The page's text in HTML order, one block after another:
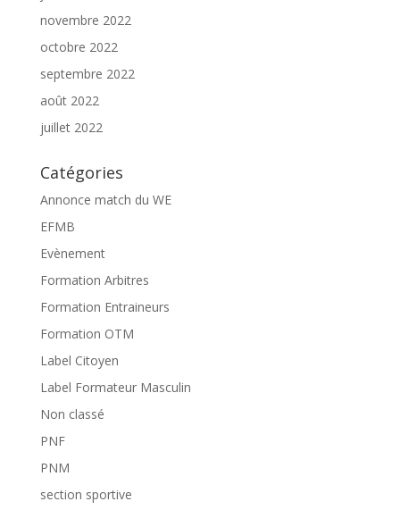
novembre 2022
octobre 2022
septembre 2022
août 2022
juillet 2022
Catégories
Annonce match du WE
EFMB
Evènement
Formation Arbitres
Formation Entraineurs
Formation OTM
Label Citoyen
Label Formateur Masculin
Non classé
PNF
PNM
section sportive